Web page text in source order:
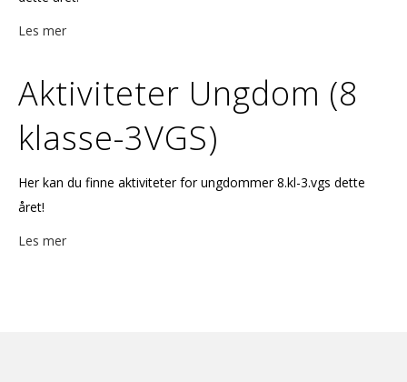
Les mer
Aktiviteter Ungdom (8
klasse-3VGS)
Her kan du finne aktiviteter for ungdommer 8.kl-3.vgs dette
året!
Les mer